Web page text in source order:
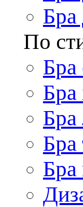
Бра
По
Бра
Бра
Бра
Бра
Бра